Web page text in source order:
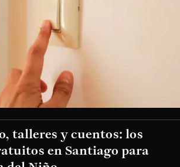
talleres y cuentos: los
en Santiago para